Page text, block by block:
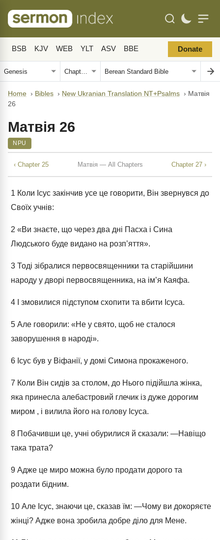
BSB KJV WEB YLT ASV BBE Donate
Home › Bibles › New Ukranian Translation NT+Psalms › Матвія
26
Матвія 26
NPU
‹ Chapter 25 Матвія — All Chapters Chapter 27 ›
1 Коли Ісус закінчив усе це говорити, Він звернувся до
Своїх учнів:
2 «Ви знаєте, що через два дні Пасха і Сина
Людського буде видано на розп’яття».
3 Тоді зібралися первосвященники та старійшини
народу у дворі первосвященника, на ім’я Каяфа.
4 І змовилися підступом схопити та вбити Ісуса.
5 Але говорили: «Не у свято, щоб не сталося
заворушення в народі».
6 Ісус був у Віфанії, у домі Симона прокаженого.
7 Коли Він сидів за столом, до Нього підійшла жінка,
яка принесла алебастровий глечик із дуже дорогим
миром , і вилила його на голову Ісуса.
8 Побачивши це, учні обурилися й сказали: ―Навіщо
така трата?
9 Адже це миро можна було продати дорого та
роздати бідним.
10 Але Ісус, знаючи це, сказав їм: ―Чому ви докоряєте
жінці? Адже вона зробила добре діло для Мене.